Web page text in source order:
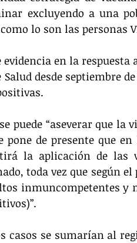
excluyendo a una
lo son las personas
en la
desde septiembre
puede “aseverar que
de presente que
la aplicación de las
toda vez que según
inmuncompetentes y
casos se sumarían al